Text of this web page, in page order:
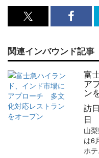
x<br>
記
事
を
シ
ェ
記
関連インバウンド記事
富
ア
ン
訪
日
山
は6
ホ